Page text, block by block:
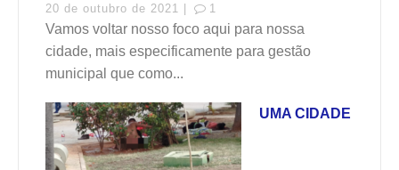
20 de outubro de 2021 | 1
Vamos voltar nosso foco aqui para nossa
cidade, mais especificamente para gestão
municipal que como...
UMA CIDADE